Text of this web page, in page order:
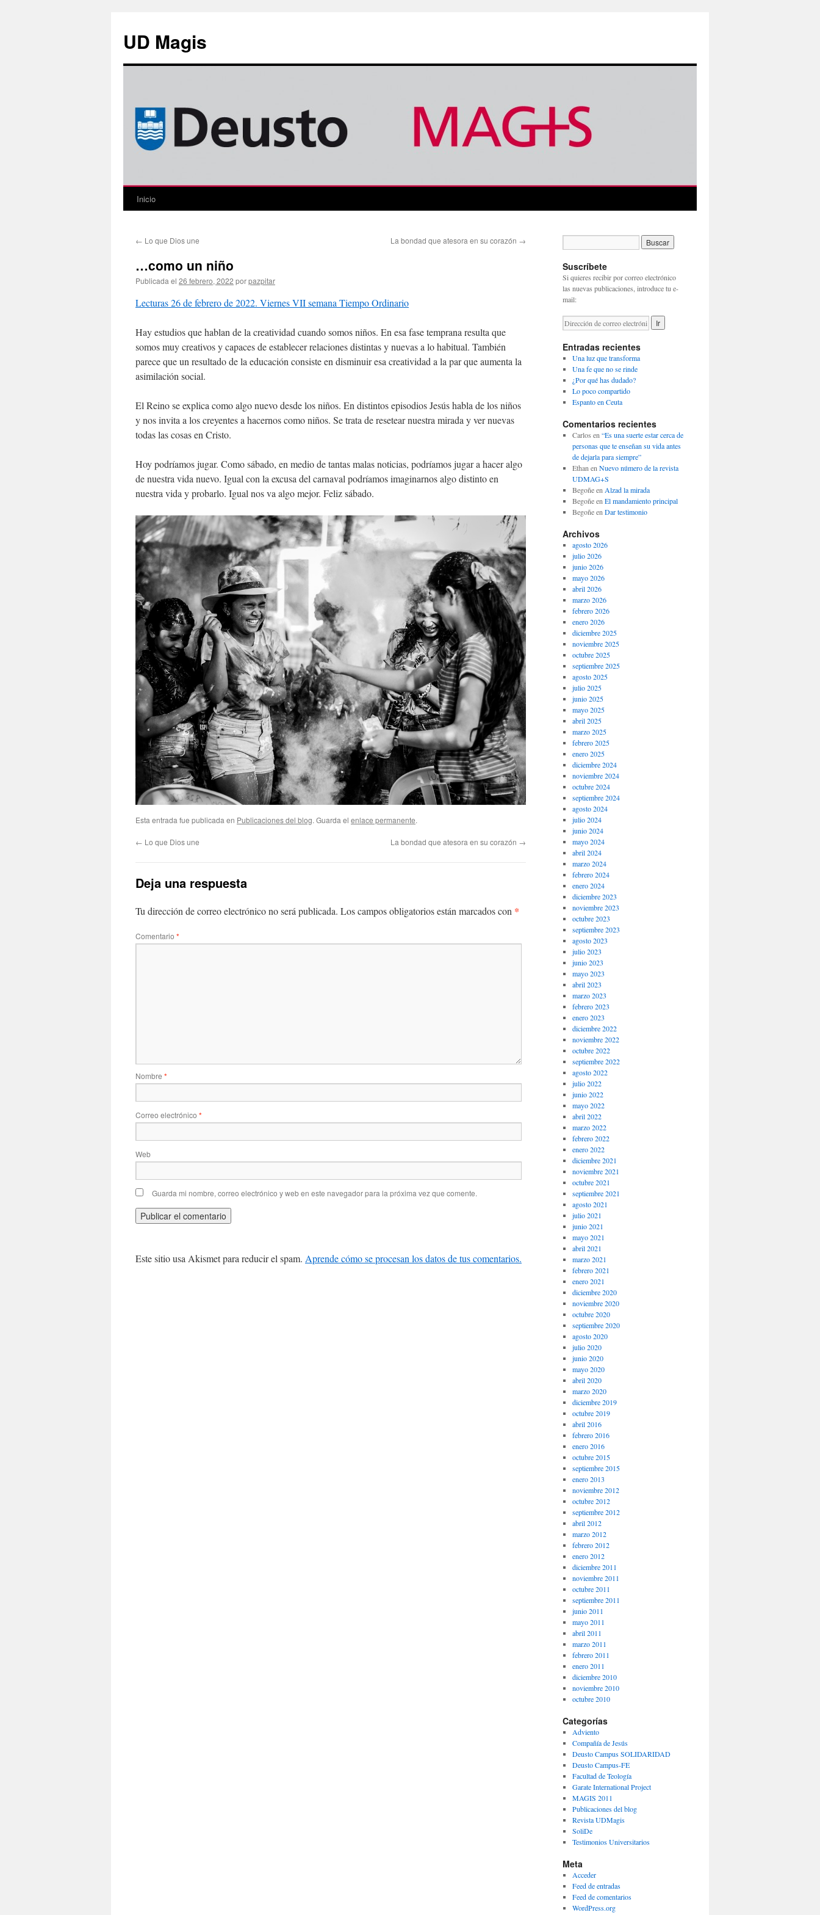
contenido
UD Magis
Inicio
← Lo que Dios une La bondad que atesora en su corazón →
…como un niño
Publicada el 26 febrero, 2022 porpazpitar
Lecturas 26 de febrero de 2022. Viernes VII semana Tiempo Ordinario
Hay estudios que hablan de la creatividad cuando somos niños. En esa fase temprana resulta que
somos muy creativos y capaces de establecer relaciones distintas y nuevas a lo habitual. También
parece que un resultado de la educación consiste en disminuir esa creatividad a la par que aumenta la
asimilación social.
El Reino se explica como algo nuevo desde los niños. En distintos episodios Jesús habla de los niños
y nos invita a los creyentes a hacernos como niños. Se trata de resetear nuestra mirada y ver nuevas
todas las cosas en Cristo.
Hoy podríamos jugar. Como sábado, en medio de tantas malas noticias, podríamos jugar a hacer algo
de nuestra vida nuevo. Igual con la excusa del carnaval podríamos imaginarnos algo distinto en
nuestra vida y probarlo. Igual nos va algo mejor. Feliz sábado.
Esta entrada fue publicada en Publicaciones del blog. Guarda el enlace permanente.
← Lo que Dios une La bondad que atesora en su corazón →
Deja una respuesta
Tu dirección de correo electrónico no será publicada. Los campos obligatorios están marcados con *
Comentario *
Nombre *
Correo electrónico *
Web
Guarda mi nombre, correo electrónico y web en este navegador para la próxima vez que comente.
Este sitio usa Akismet para reducir el spam. Aprende cómo se procesan los datos de tus comentarios.
Suscríbete
Si quieres recibir por correo electrónico
las nuevas publicaciones, introduce tu e-
mail:
Entradas recientes
Una luz que transforma
Una fe que no se rinde
¿Por qué has dudado?
Lo poco compartido
Espanto en Ceuta
Comentarios recientes
Carlos en “Es una suerte estar cerca de
personas que te enseñan su vida antes
de dejarla para siempre”
Ethan en Nuevo número de la revista
UDMAG+S
Begoñeen Alzad la mirada
Begoñeen El mandamiento principal
Begoñeen Dar testimonio
Archivos
agosto 2026
julio 2026
junio 2026
mayo 2026
abril 2026
marzo 2026
febrero 2026
enero 2026
diciembre 2025
noviembre 2025
octubre 2025
septiembre 2025
agosto 2025
julio 2025
junio 2025
mayo 2025
abril 2025
marzo 2025
febrero 2025
enero 2025
diciembre 2024
noviembre 2024
octubre 2024
septiembre 2024
agosto 2024
julio 2024
junio 2024
mayo 2024
abril 2024
marzo 2024
febrero 2024
enero 2024
diciembre 2023
noviembre 2023
octubre 2023
septiembre 2023
agosto 2023
julio 2023
junio 2023
mayo 2023
abril 2023
marzo 2023
febrero 2023
enero 2023
diciembre 2022
noviembre 2022
octubre 2022
septiembre 2022
agosto 2022
julio 2022
junio 2022
mayo 2022
abril 2022
marzo 2022
febrero 2022
enero 2022
diciembre 2021
noviembre 2021
octubre 2021
septiembre 2021
agosto 2021
julio 2021
junio 2021
mayo 2021
abril 2021
marzo 2021
febrero 2021
enero 2021
diciembre 2020
noviembre 2020
octubre 2020
septiembre 2020
agosto 2020
julio 2020
junio 2020
mayo 2020
abril 2020
marzo 2020
diciembre 2019
octubre 2019
abril 2016
febrero 2016
enero 2016
octubre 2015
septiembre 2015
enero 2013
noviembre 2012
octubre 2012
septiembre 2012
abril 2012
marzo 2012
febrero 2012
enero 2012
diciembre 2011
noviembre 2011
octubre 2011
septiembre 2011
junio 2011
mayo 2011
abril 2011
marzo 2011
febrero 2011
enero 2011
diciembre 2010
noviembre 2010
octubre 2010
Categorías
Adviento
Compañía de Jesús
Deusto Campus SOLIDARIDAD
Deusto Campus-FE
Facultad de Teología
Garate International Project
MAGIS 2011
Publicaciones del blog
Revista UDMagis
SoliDe
Testimonios Universitarios
Meta
Acceder
Feed de entradas
Feed de comentarios
WordPress.org